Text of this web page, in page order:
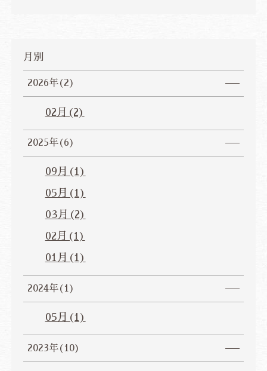
月別
2026年(2)
02月(2)
2025年(6)
09月(1)
05月(1)
03月(2)
02月(1)
01月(1)
2024年(1)
05月(1)
2023年(10)